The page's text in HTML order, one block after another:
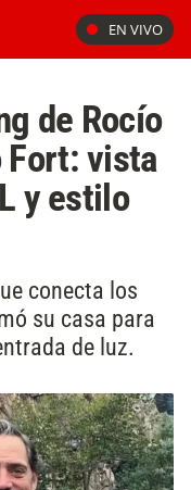
EN VIVO
de Rocío
Fort: vista
y estilo
conecta los
su casa para
de luz.